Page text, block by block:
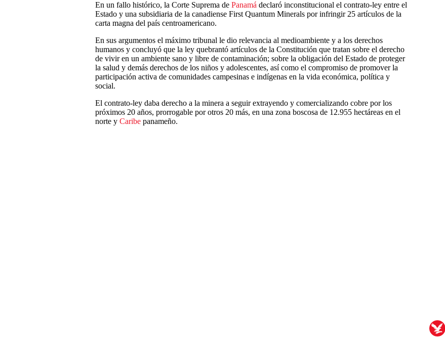
En un fallo histórico, la Corte Suprema de Panamá declaró inconstitucional el contrato-ley entre el
Estado y una subsidiaria de la canadiense First Quantum Minerals por infringir 25 artículos de la
carta magna del país centroamericano.
En sus argumentos el máximo tribunal le dio relevancia al medioambiente y a los derechos
humanos y concluyó que la ley quebrantó artículos de la Constitución que tratan sobre el derecho
de vivir en un ambiente sano y libre de contaminación; sobre la obligación del Estado de proteger
la salud y demás derechos de los niños y adolescentes, así como el compromiso de promover la
participación activa de comunidades campesinas e indígenas en la vida económica, política y
social.
El contrato-ley daba derecho a la minera a seguir extrayendo y comercializando cobre por los
próximos 20 años, prorrogable por otros 20 más, en una zona boscosa de 12.955 hectáreas en el
norte y Caribe panameño.